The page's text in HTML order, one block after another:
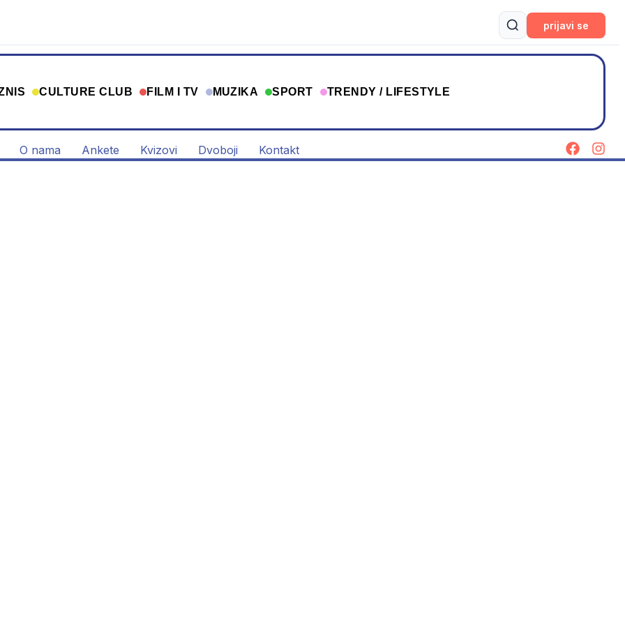
prijavi se
CULTURE CLUB FILM I TV MUZIKA SPORT TRENDY / LIFESTYLE
O nama Ankete Kvizovi Dvoboji Kontakt